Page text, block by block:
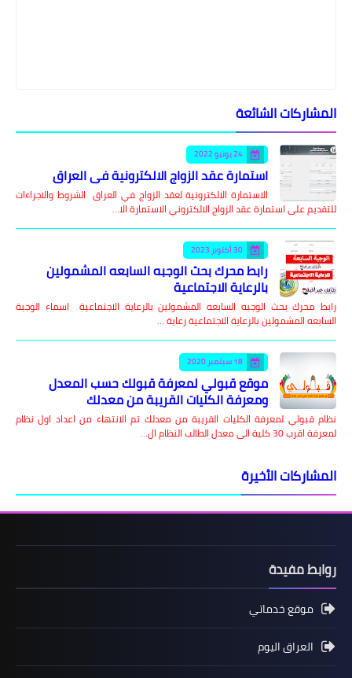
المشاركات الشائعة
24 يونيو 2022
استمارة عقد الزواج الالكترونية في العراق
الاستمارة الالكترونية لعقد الزواج في العراق الشروط والاجراءات
للتقديم على استمارة عقد الزواج الالكتروني الاستمارة الا…
30 أكتوبر 2023
رابط محرك بحث الوجبه السابعه المشمولين
بالرعاية الاجتماعية
رابط محرك بحث الوجبه السابعه المشمولين بالرعاية الاجتماعية اسماء الوجبة
السابعه المشمولين بالرعاية الاجتماعية رعاية …
18 سبتمبر 2020
موقع قبولي لمعرفة قبولك حسب المعدل
ومعرفة الكليات القريبة من معدلك
نظام قبولي لمعرفة الكليات القريبة من معدلك تم الانتهاء من اعداد اول نظام
لمعرفة اقرب 30 كلية الى معدل الطالب النظام ال…
المشاركات الأخيرة
روابط مفيدة
موقع خدماتي
العراق اليوم